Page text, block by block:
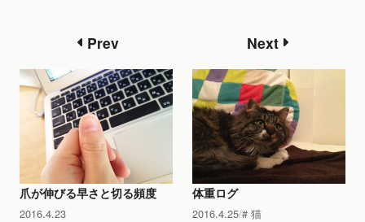
Prev
爪が伸びる早さと切る頻度
2016.4.23
Next
体重ログ
2016.4.25 猫